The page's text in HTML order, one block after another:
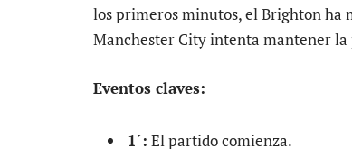
los primeros minutos, el Brighton ha
Manchester City intenta mantener la
Eventos claves:
1´: El partido comienza.